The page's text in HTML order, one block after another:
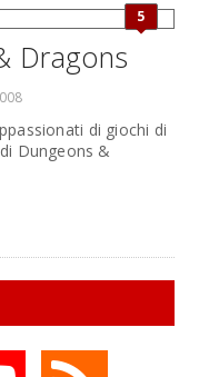
5
Dragons
di giochi di
Dungeons &